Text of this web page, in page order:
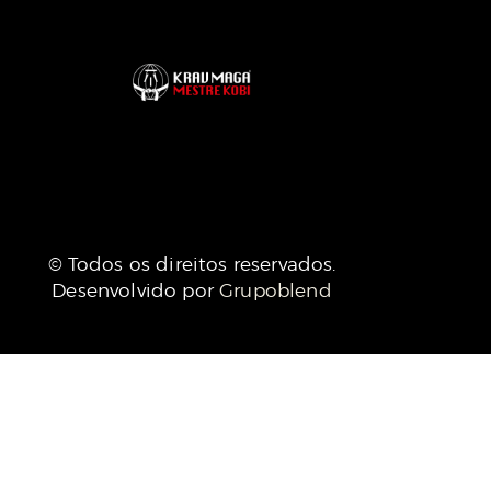
© Todos os direitos reservados.
Desenvolvido porGrupoblend